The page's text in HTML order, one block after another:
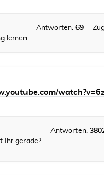
lernen
Antworten: 69
Ihr gerade?
Antworten: